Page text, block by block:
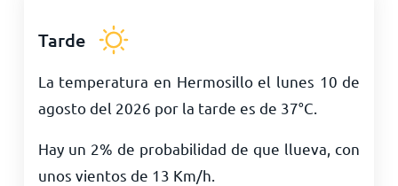
Tarde
La temperatura en Hermosillo el lunes 10 de
agosto del 2026 por la tarde es de 37°C
Hay un 2% de probabilidad de que llueva, con
unos vientos de 13 Km/h